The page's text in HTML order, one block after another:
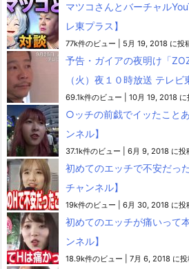
マツコさんとバーチャル
レ東プラス】
77k件のビュー 5月 19, 2018 に投
予告・ガイアの夜明け「
（火）夜１０時放送 テレビ
69.1k件のビュー 10月 19, 2018 に
○ッチの前戯でイッたこと
ンネル】
37.1k件のビュー 6月 9, 2018 に投
初めてのエッチで不安だっ
チャンネル】
19k件のビュー 6月 30, 2018 に投
初めてのエッチが痛いって
ンネル】
18.9k件のビュー 7月 6, 2018 に投